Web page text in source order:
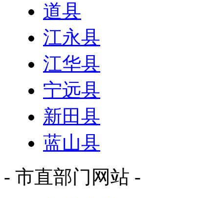
道县
江永县
江华县
宁远县
新田县
蓝山县
- 市直部门网站 -